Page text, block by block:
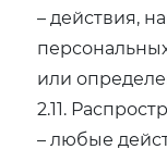
– действия,
или
2.11.
– любые